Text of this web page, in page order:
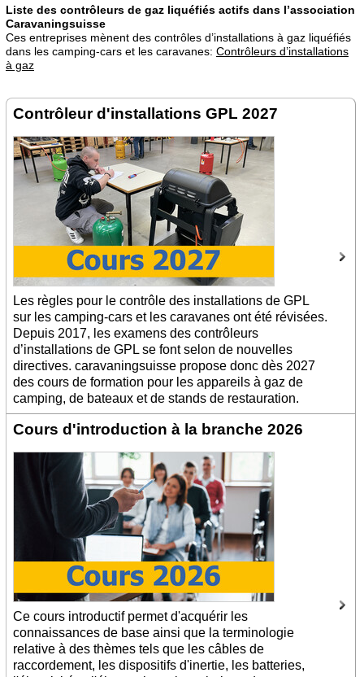
Liste des contrôleurs de gaz liquéfiés actifs dans l’association
Caravaningsuisse
Ces entreprises mènent des contrôles d’installations à gaz liquéfiés
dans les camping-cars et les caravanes: Contrôleurs d’installations
à gaz
Contrôleur d'installations GPL 2027
Les règles pour le contrôle des installations de GPL
sur les camping-cars et les caravanes ont été révisées.
Depuis 2017, les examens des contrôleurs
d’installations de GPL se font selon de nouvelles
directives. caravaningsuisse propose donc dès 2027
des cours de formation pour les appareils à gaz de
camping, de bateaux et de stands de restauration.
Cours d'introduction à la branche 2026
Ce cours introductif permet d'acquérir les
connaissances de base ainsi que la terminologie
relative à des thèmes tels que les câbles de
raccordement, les dispositifs d'inertie, les batteries,